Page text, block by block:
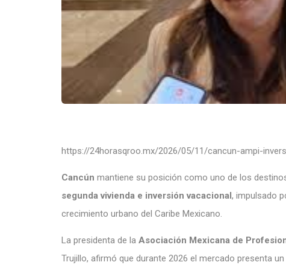
https://24horasqroo.mx/2026/05/11/cancun-ampi-
Cancún mantiene su posición como uno de los
segunda vivienda e inversión vacacional, impulsado
crecimiento urbano del Caribe Mexicano.
La presidenta de la Asociación Mexicana de
Trujillo, afirmó que durante 2026 el mercado presenta